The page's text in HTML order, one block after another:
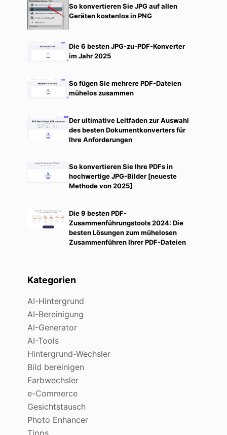
So konvertieren Sie JPG auf allen
Geräten kostenlos in PNG
Die 6 besten JPG-zu-PDF-Konverter
im Jahr 2025
So fügen Sie mehrere PDF-Dateien
mühelos zusammen
Der ultimative Leitfaden zur Auswahl
des besten Dokumentkonverters für
Ihre Anforderungen
So konvertieren Sie Ihre PDFs in
hochwertige JPG-Bilder [neueste
Methode von 2025]
Die 9 besten PDF-
Zusammenführungstools 2024: Die
besten Lösungen zum mühelosen
Zusammenführen Ihrer PDF-Dateien
Kategorien
AI-Hintergrund
AI-Bereinigung
AI-Generator
AI-Tools
Hintergrund-Wechsler
Bild bereinigen
Farbwechsler
e-Commerce
Gesichtstausch
Photo Enhancer
Tipps